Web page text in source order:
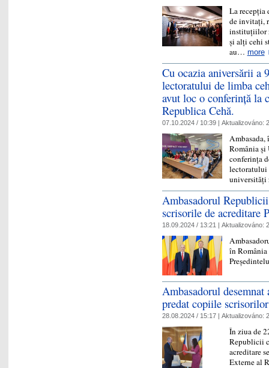
La recepția
de invitați,
instituțiilor
și alți cehi
au… more
Cu ocazia aniversării a
lectoratului de limba
avut loc o conferință la
Republica Cehă.
07.10.2024 / 10:39 | Aktualizováno:
România și
conferința
lectoratului
Ambasadorul
scrisorile de acreditare
18.09.2024 / 13:21 | Aktualizováno:
în România
Ambasadorul
predat copiile
28.08.2024 / 15:17 | Aktualizováno:
În ziua de
Republicii
acreditare
Externe al